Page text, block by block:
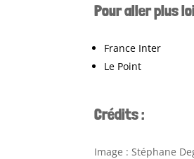
Pour aller plus
France Inter
Le Point
Crédits :
Image : Stéphane